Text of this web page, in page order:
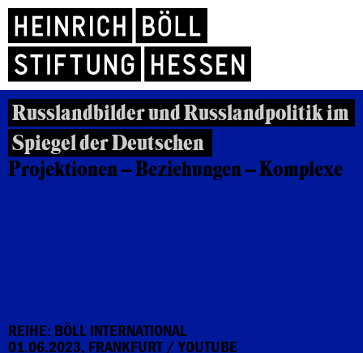
Russlandbilder und Russlandpolitik im
Spiegel der Deutschen
Projektionen – Beziehungen – Komplexe
REIHE: BÖLL INTERNATIONAL
01.06.2023, FRANKFURT / YOUTUBE